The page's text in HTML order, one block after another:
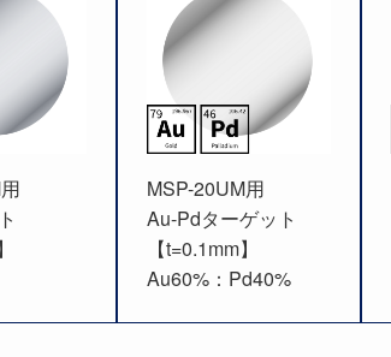
MSP-20UM用
Au-Pdターゲット
【t=0.1mm】
Au60%：Pd40%